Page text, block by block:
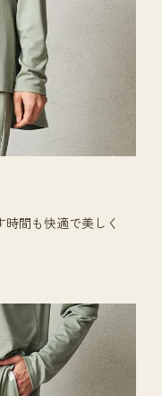
間も快適で美しく